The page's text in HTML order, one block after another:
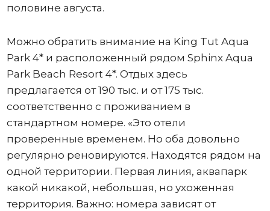
половине августа.
Можно обратить внимание на King Tut Aqua
Park 4* и расположенный рядом Sphinx Aqua
Park Beach Resort 4*. Отдых здесь
предлагается от 190 тыс. и от 175 тыс.
соответственно с проживанием в
стандартном номере. «Это отели
проверенные временем. Но оба довольно
регулярно реновируются. Находятся рядом на
одной территории. Первая линия, аквапарк
какой никакой, небольшая, но ухоженная
территория. Важно: номера зависят от